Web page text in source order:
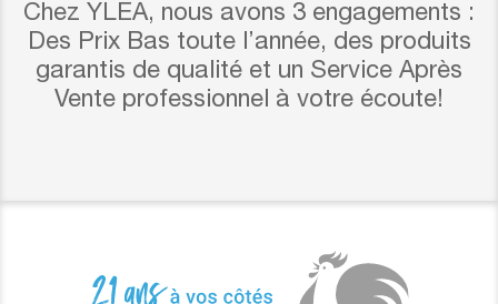
Chez YLEA, nous avons 3 engagements :
Des Prix Bas toute l’année, des produits
garantis de qualité et un Service Après
Vente professionnel à votre écoute!